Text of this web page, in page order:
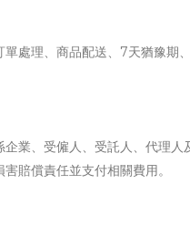
處理、商品配送、7天猶豫期
業、受僱人、受託人、代理
賠償責任並支付相關費用。